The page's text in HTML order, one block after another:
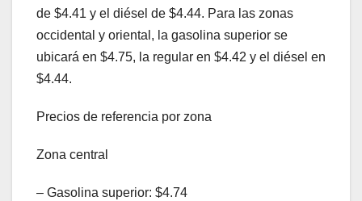
de $4.41 y el diésel de $4.44. Para las zonas
occidental y oriental, la gasolina superior se
ubicará en $4.75, la regular en $4.42 y el diésel en
$4.44.
Precios de referencia por zona
Zona central
– Gasolina superior: $4.74